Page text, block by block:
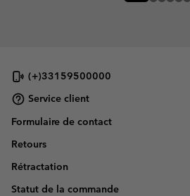
(+)33159500000
Service client
Formulaire de contact
Retours
Rétractation
Statut de la commande